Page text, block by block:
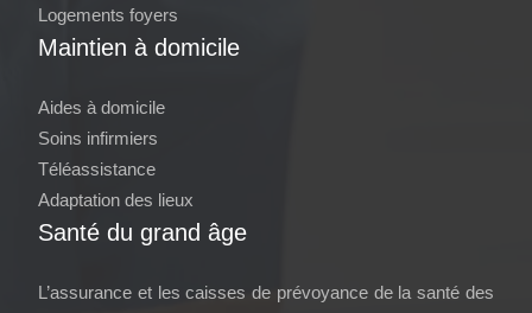
Logements foyers
Maintien à domicile
Aides à domicile
Soins infirmiers
Téléassistance
Adaptation des lieux
Santé du grand âge
L’assurance et les caisses de prévoyance de la santé des